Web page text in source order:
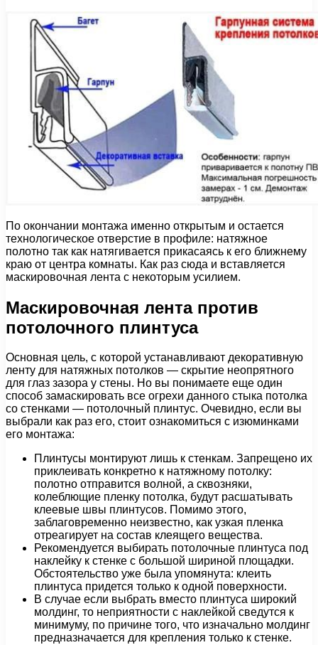
По окончании монтажа именно открытым и остается
технологическое отверстие в профиле: натяжное
полотно так как натягивается прикасаясь к его ближнему
краю от центра комнаты. Как раз сюда и вставляется
маскировочная лента с некоторым усилием.
Маскировочная лента против
потолочного плинтуса
Основная цель, с которой устанавливают декоративную
ленту для натяжных потолков — скрытие неопрятного
для глаз зазора у стены. Но вы понимаете еще один
способ замаскировать все огрехи данного стыка потолка
со стенками — потолочный плинтус. Очевидно, если вы
выбрали как раз его, стоит ознакомиться с изюминками
его монтажа:
Плинтусы монтируют лишь к стенкам. Запрещено их
приклеивать конкретно к натяжному потолку:
полотно отправится волной, а сквозняки,
колеблющие пленку потолка, будут расшатывать
клеевые швы плинтусов. Помимо этого,
заблаговременно неизвестно, как узкая пленка
отреагирует на состав клеящего вещества.
Рекомендуется выбирать потолочные плинтуса под
наклейку к стенке с большой шириной площадки.
Обстоятельство уже была упомянута: клеить
плинтуса придется только к одной поверхности.
В случае если выбрать вместо плинтуса широкий
молдинг, то неприятности с наклейкой сведутся к
минимуму, по причине того, что изначально молдинг
предназначается для крепления только к стенке.